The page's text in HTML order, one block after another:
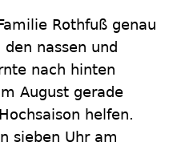
Rothfuß genau
nassen und
nach hinten
August gerade
helfen.
sieben Uhr am